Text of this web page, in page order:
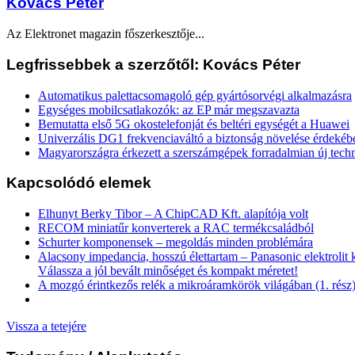
Az Elektronet magazin főszerkesztője...
Legfrissebbek a szerzőtől: Kovács Péter
Automatikus palettacsomagoló gép gyártósorvégi alkalmazásra
Egységes mobilcsatlakozók: az EP már megszavazta
Bemutatta első 5G okostelefonját és beltéri egységét a Huawei
Univerzális DG1 frekvenciaváltó a biztonság növelése
Magyarországra érkezett a szerszámgépek forradalmian új
Kapcsolódó elemek
Elhunyt Berky Tibor – A ChipCAD Kft. alapítója volt
RECOM miniatűr konverterek a RAC termékcsaládból
Schurter komponensek – megoldás minden problémára
Alacsony impedancia, hosszú élettartam – Panasonic elektrolit
Válassza a jól bevált minőséget és kompakt méretet!
A mozgó érintkezős relék a mikroáramkörök világában (1. rész)
Vissza a tetejére